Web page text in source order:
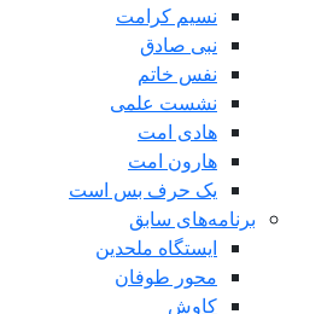
نسیم کرامت
نبی صادق
نفس خاتم
نشست علمی
هادی امت
هارون امت
یک حرف بس است
برنامه‌های سابق
ایستگاه ملحدین
محور طوفان
کاوش